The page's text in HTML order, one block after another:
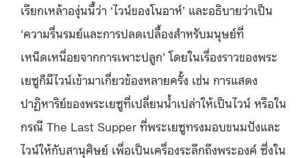
เรียกเหล้าองุ่นนี้ว่า ‘ไวน์ของโนอาห์’ และอธิบายว่าเป็น
‘ความรื่นรมย์และการปลดเปลื้องสำหรับมนุษย์ที่
เหน็ดเหนื่อยจากการเพาะปลูก’ โดยในเรื่องราวของพระ
เยซูก็มีไวน์เข้ามาเกี่ยวข้องหลายครั้ง เช่น การแสดง
ปาฏิหาริย์ของพระเยซูที่เปลี่ยนน้ำเปล่าให้เป็นไวน์ หรือใน
กรณี The Last Supper ที่พระเยซูทรงมอบขนมปังและ
ไวน์ให้กับสานุศิษย์ เพื่อเป็นเครื่องระลึกถึงพระองค์ ซึ่งใน